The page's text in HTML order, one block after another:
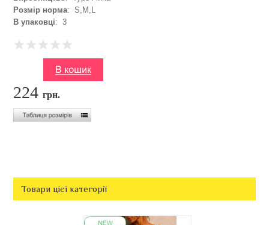
Розмір норма: S,M,L
В упаковці: 3
224грн.
Товари цієї категорії